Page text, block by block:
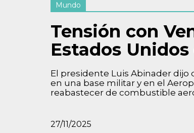
Mundo
Tensión con
Estados
El presidente Luis Abinader dijo
en una base militar y en el
reabastecer de combustible
27/11/2025